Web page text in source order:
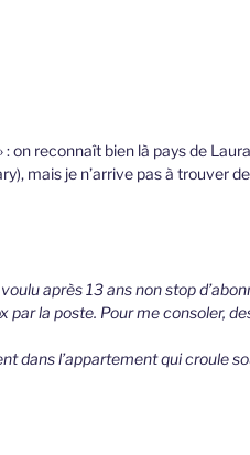
on reconnaît bien là pays de
mais je n’arrive pas à trouver
après 13 ans non stop
la poste. Pour me consoler,
dans l’appartement qui croule